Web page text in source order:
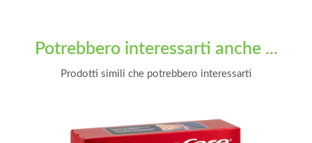
Potrebbero interessarti anche ...
Prodotti simili che potrebbero interessarti